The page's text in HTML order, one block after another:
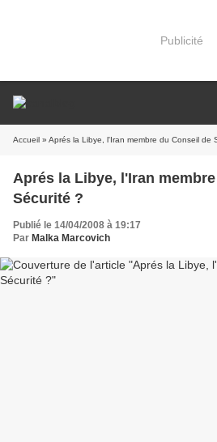
Publicité
Accueil » Aprés la Libye, l'Iran membre du Conseil de
Aprés la Libye, l'Iran
Sécurité ?
Publié le 14/04/2008 à 19:17
Par Malka Marcovich